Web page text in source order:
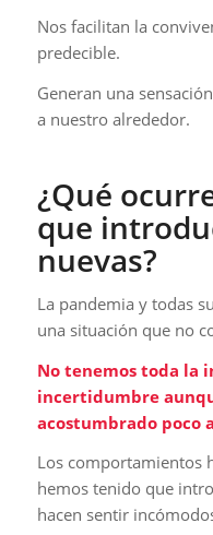
Nos facilitan la
predecible.
Generan una
a nuestro alrededor.
¿Qué
que
nuevas?
La pandemia y todas
una situación que no
No tenemos toda la
incertidumbre
acostumbrado poco
Los comportamientos
hemos tenido que
hacen sentir